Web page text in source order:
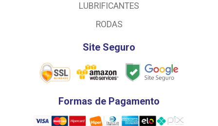
LUBRIFICANTES
RODAS
Site Seguro
Formas de Pagamento